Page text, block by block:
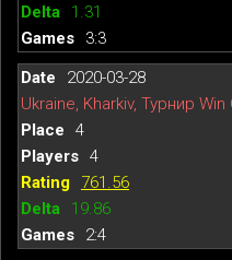
1.31
3:3
2020-03-28
Ukraine, Kharkiv, Турнир
4
4
761.56
19.86
2:4